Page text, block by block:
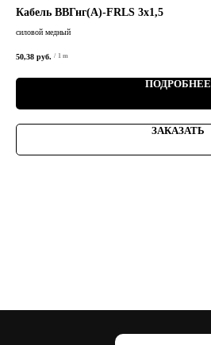
Кабель ВВГнг(А)-FRLS 3х1,5
силовой медный
50,38 руб. / 1 m
ПОДРОБНЕЕ
ЗАКАЗАТЬ